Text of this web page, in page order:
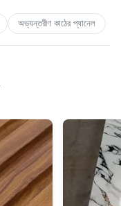
অভ্যন্তরীণ কাঠের প্যানেল